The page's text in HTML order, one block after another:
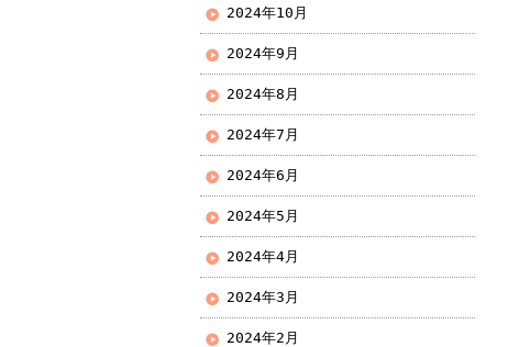
2024年10月
2024年9月
2024年8月
2024年7月
2024年6月
2024年5月
2024年4月
2024年3月
2024年2月